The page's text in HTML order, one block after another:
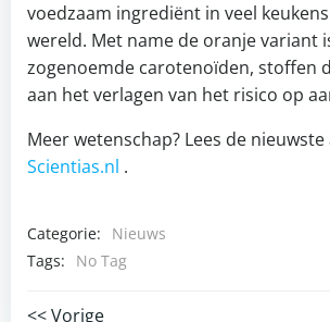
voedzaam ingrediënt in veel
wereld. Met name de oranje variant
zogenoemde carotenoïden, stoffen
aan het verlagen van het risico op
Meer wetenschap? Lees de
Scientias.nl .
Categorie:
Nieuws
Tags:
No Tag
<< Vorige